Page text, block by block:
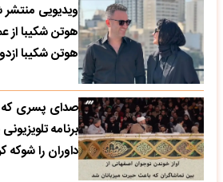
ویدیویی
هوتن شکیبا از
هوتن شکیبا
صدای پسری که
برنامه
داوران را شوکه